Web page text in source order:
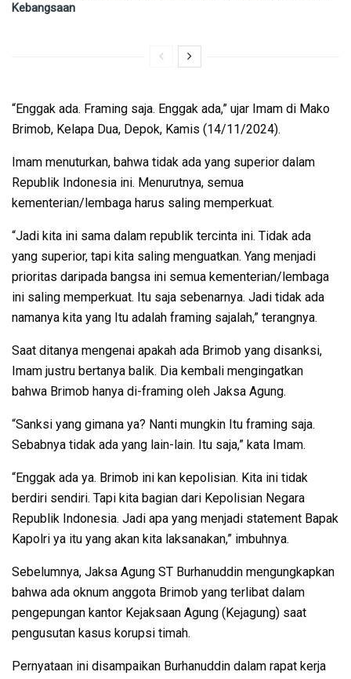
Kebangsaan
“Enggak ada. Framing saja. Enggak ada,” ujar Imam di Mako
Brimob, Kelapa Dua, Depok, Kamis (14/11/2024).
Imam menuturkan, bahwa tidak ada yang superior dalam
Republik Indonesia ini. Menurutnya, semua
kementerian/lembaga harus saling memperkuat.
“Jadi kita ini sama dalam republik tercinta ini. Tidak ada
yang superior, tapi kita saling menguatkan. Yang menjadi
prioritas daripada bangsa ini semua kementerian/lembaga
ini saling memperkuat. Itu saja sebenarnya. Jadi tidak ada
namanya kita yang Itu adalah framing sajalah,” terangnya.
Saat ditanya mengenai apakah ada Brimob yang disanksi,
Imam justru bertanya balik. Dia kembali mengingatkan
bahwa Brimob hanya di-framing oleh Jaksa Agung.
“Sanksi yang gimana ya? Nanti mungkin Itu framing saja.
Sebabnya tidak ada yang lain-lain. Itu saja,” kata Imam.
“Enggak ada ya. Brimob ini kan kepolisian. Kita ini tidak
berdiri sendiri. Tapi kita bagian dari Kepolisian Negara
Republik Indonesia. Jadi apa yang menjadi statement Bapak
Kapolri ya itu yang akan kita laksanakan,” imbuhnya.
Sebelumnya, Jaksa Agung ST Burhanuddin mengungkapkan
bahwa ada oknum anggota Brimob yang terlibat dalam
pengepungan kantor Kejaksaan Agung (Kejagung) saat
pengusutan kasus korupsi timah.
Pernyataan ini disampaikan Burhanuddin dalam rapat kerja